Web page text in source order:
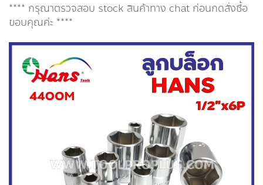
**** กรุณาตรวจสอบ stock สินค้าทาง chat ก่อนกดสั่งซื้อ
ขอบคุณค่ะ ****